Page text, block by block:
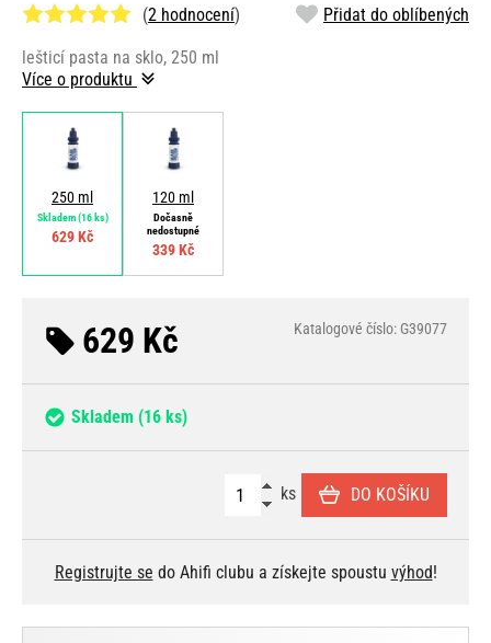
(2 hodnocení) Přidat do oblíbených
lešticí pasta na sklo, 250 ml
Více o produktu
250 ml
Skladem(16 ks)
629 Kč
120 ml
Dočasně
nedostupné
339 Kč
629 Kč Katalogové číslo: G39077
Skladem (16 ks)
ks DO KOŠÍKU
Registrujte se do Ahifi clubu a získejte spoustu výhod!